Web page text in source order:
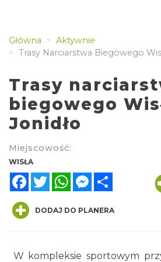
Główna
Aktywnie
Trasy Narciarstwa Biegowego
Trasy
biegowego
Jonidło
Miejscowość:
WISŁA
FacebookTwitterWhatsAppMessenger
DODAJ DO PLANERA
W kompleksie sportowym